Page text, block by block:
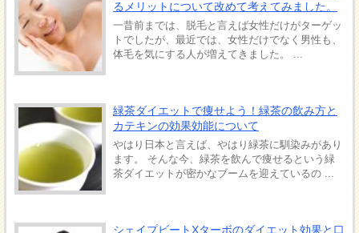
るメリットについて改めて考えてみました。
一昔前までは、脱毛と言えば女性だけがターゲッ
トでしたが、最近では、女性だけでなく男性も、
体毛を気にする人が増えてきました。 ...
緑茶ダイエットで痩せよう！緑茶の飲み方と
カテキンの効果効能について
やはり日本と言えば、やはり緑茶に馴染みがあり
ます。 そんな今、緑茶を飲んで痩せるという緑
茶ダイエットが密かなブームを迎えているの ...
シェイプビートXターボのダイエット効果と口